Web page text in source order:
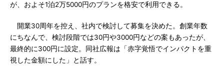
が、およそ1泊2万5000円のプランを格安で利用できる。
開業30周年を控え、社内で検討して募集を決めた。創業年数
にちなんで、検討段階では30円や3000円などの案もあったが、
最終的に300円に設定。同社広報は「赤字覚悟でインパクトを重
視した金額にした」と話す。